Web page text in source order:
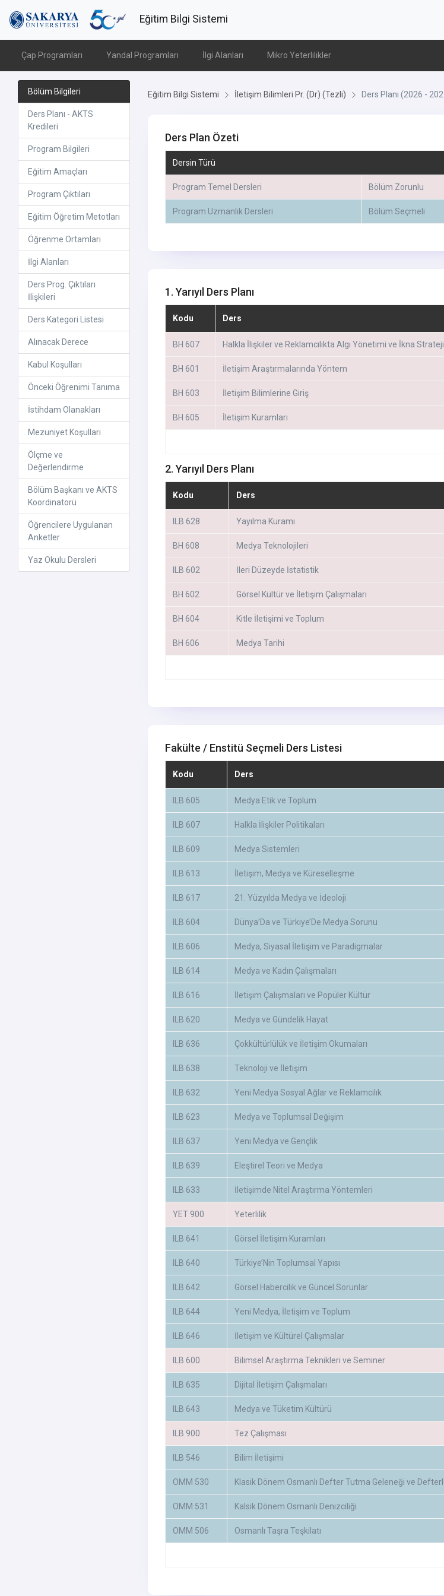
Eğitim Bilgi Sistemi
Çap Programları Yandal Programları İlgi Alanları Mikro Yeterlilikler
Bölüm Bilgileri
Ders Planı - AKTS
Kredileri
Program Bilgileri
Eğitim Amaçları
Program Çıktıları
Eğitim Öğretim Metotları
Öğrenme Ortamları
İlgi Alanları
Ders Prog. Çıktıları
İlişkileri
Ders Kategori Listesi
Alınacak Derece
Kabul Koşulları
Önceki Öğrenimi Tanıma
İstihdam Olanakları
Mezuniyet Koşulları
Ölçme ve
Değerlendirme
Bölüm Başkanı ve AKTS
Koordinatorü
Öğrencilere Uygulanan
Anketler
Yaz Okulu Dersleri
Eğitim Bilgi Sistemi İletişim Bilimleri Pr. (Dr) (Tezli) Ders Planı (2026 -
Ders Plan Özeti
Dersin Türü
Program Temel Dersleri Bölüm Zorunlu
Program Uzmanlık Dersleri Bölüm Seçmeli
1. Yarıyıl Ders Planı
Kodu Ders
BH 607 Halkla İlişkiler ve Reklamcılıkta Algı Yönetimi ve İkna
BH 601 İletişim Araştırmalarında Yöntem
BH 603 İletişim Bilimlerine Giriş
BH 605 İletişim Kuramları
2. Yarıyıl Ders Planı
Kodu Ders
ILB 628 Yayılma Kuramı
BH 608 Medya Teknolojileri
ILB 602 İleri Düzeyde İstatistik
BH 602 Görsel Kültür ve İletişim Çalışmaları
BH 604 Kitle İletişimi ve Toplum
BH 606 Medya Tarihi
Fakülte / Enstitü Seçmeli Ders Listesi
Kodu Ders
ILB 605 Medya Etik ve Toplum
ILB 607 Halkla İlişkiler Politikaları
ILB 609 Medya Sistemleri
ILB 613 İletişim, Medya ve Küreselleşme
ILB 617 21. Yüzyılda Medya ve İdeoloji
ILB 604 Dünya’Da ve Türkiye’De Medya Sorunu
ILB 606 Medya, Siyasal İletişim ve Paradigmalar
ILB 614 Medya ve Kadın Çalışmaları
ILB 616 İletişim Çalışmaları ve Popüler Kültür
ILB 620 Medya ve Gündelik Hayat
ILB 636 Çokkültürlülük ve İletişim Okumaları
ILB 638 Teknoloji ve İletişim
ILB 632 Yeni Medya Sosyal Ağlar ve Reklamcılık
ILB 623 Medya ve Toplumsal Değişim
ILB 637 Yeni Medya ve Gençlik
ILB 639 Eleştirel Teori ve Medya
ILB 633 İletişimde Nitel Araştırma Yöntemleri
YET 900 Yeterlilik
ILB 641 Görsel İletişim Kuramları
ILB 640 Türkiye’Nin Toplumsal Yapısı
ILB 642 Görsel Habercilik ve Güncel Sorunlar
ILB 644 Yeni Medya, İletişim ve Toplum
ILB 646 İletişim ve Kültürel Çalışmalar
ILB 600 Bilimsel Araştırma Teknikleri ve Seminer
ILB 635 Dijital İletişim Çalışmaları
ILB 643 Medya ve Tüketim Kültürü
ILB 900 Tez Çalışması
ILB 546 Bilim İletişimi
OMM 530 Klasik Dönem Osmanlı Defter Tutma Geleneği ve
OMM 531 Kalsik Dönem Osmanlı Denizciliği
OMM 506 Osmanlı Taşra Teşkilatı